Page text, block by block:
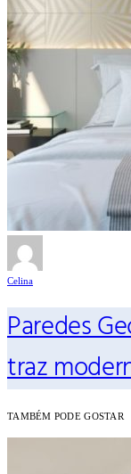
Celina
Paredes
traz
TAMBÉM PODE GOSTAR